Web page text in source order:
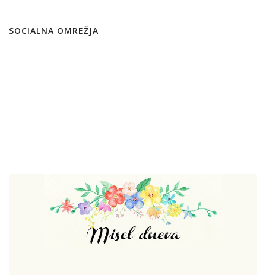
SOCIALNA OMREŽJA